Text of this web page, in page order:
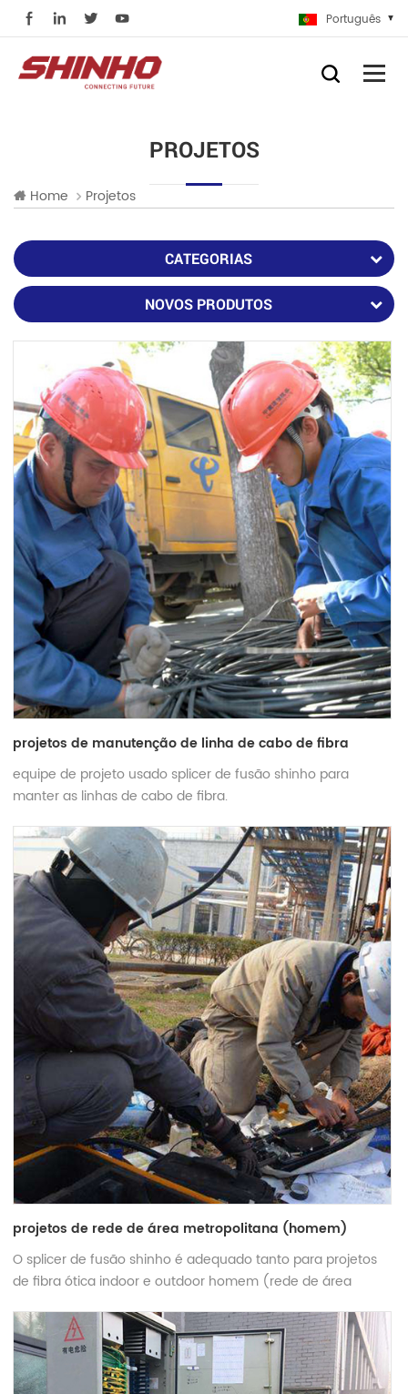
Português
PROJETOS
Home Projetos
CATEGORIAS
NOVOS PRODUTOS
projetos de manutenção de linha de cabo de fibra
equipe de projeto usado splicer de fusão shinho para
manter as linhas de cabo de fibra.
projetos de rede de área metropolitana (homem)
O splicer de fusão shinho é adequado tanto para projetos
de fibra ótica indoor e outdoor homem (rede de área
da bateria e design industrial robusto.